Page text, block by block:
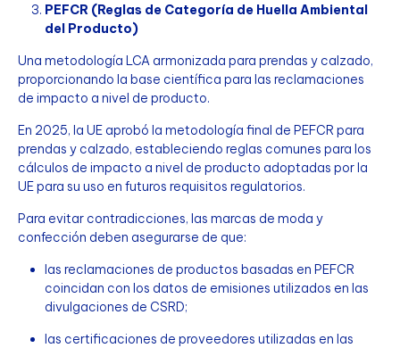
PEFCR (Reglas de Categoría de Huella Ambiental
del Producto)
Una metodología LCA armonizada para prendas y calzado,
proporcionando la base científica para las reclamaciones
de impacto a nivel de producto.
En 2025, la UE aprobó la metodología final de PEFCR para
prendas y calzado, estableciendo reglas comunes para los
cálculos de impacto a nivel de producto adoptadas por la
UE para su uso en futuros requisitos regulatorios.
Para evitar contradicciones, las marcas de moda y
confección deben asegurarse de que:
las reclamaciones de productos basadas en PEFCR
coincidan con los datos de emisiones utilizados en las
divulgaciones de CSRD;
las certificaciones de proveedores utilizadas en las